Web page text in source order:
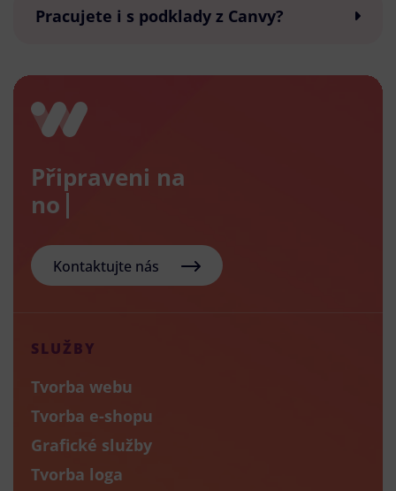
Pracujete i s podklady z Canvy?
Připraveni na
nový e-
Kontaktujte nás
SLUŽBY
Tvorba webu
Tvorba e-shopu
Grafické služby
Tvorba loga